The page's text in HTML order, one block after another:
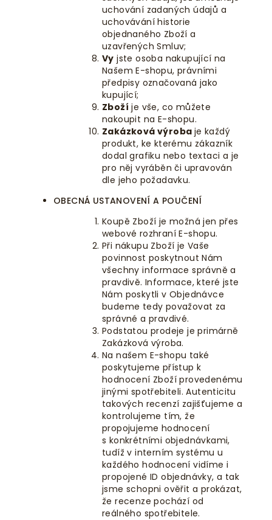
uchování zadaných údajů a
uchovávání historie
objednaného Zboží a
uzavřených Smluv;
Vy jste osoba nakupující na
Našem E-shopu, právními
předpisy označovaná jako
kupující;
Zboží je vše, co můžete
nakoupit na E-shopu.
Zakázková výroba je každý
produkt, ke kterému zákazník
dodal grafiku nebo textaci a je
pro něj vyráběn či upravován
dle jeho požadavku.
OBECNÁ USTANOVENÍ A POUČENÍ
Koupě Zboží je možná jen přes
webové rozhraní E-shopu.
Při nákupu Zboží je Vaše
povinnost poskytnout Nám
všechny informace správně a
pravdivě. Informace, které jste
Nám poskytli v Objednávce
budeme tedy považovat za
správné a pravdivé.
Podstatou prodeje je primárně
Zakázková výroba.
Na našem E-shopu také
poskytujeme přístup k
hodnocení Zboží provedenému
jinými spotřebiteli. Autenticitu
takových recenzí zajišťujeme a
kontrolujeme tím, že
propojujeme hodnocení
s konkrétními objednávkami,
tudíž v interním systému u
každého hodnocení vidíme i
propojené ID objednávky, a tak
jsme schopni ověřit a prokázat,
že recenze pochází od
reálného spotřebitele.